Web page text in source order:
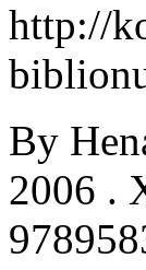
http://
By
2006 .